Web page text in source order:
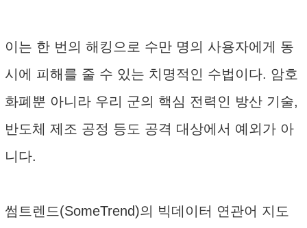
이는 한 번의 해킹으로 수만 명의 사용자에게 동
시에 피해를 줄 수 있는 치명적인 수법이다. 암호
화폐뿐 아니라 우리 군의 핵심 전력인 방산 기술,
반도체 제조 공정 등도 공격 대상에서 예외가 아
니다.
썸트렌드(SomeTrend)의 빅데이터 연관어 지도